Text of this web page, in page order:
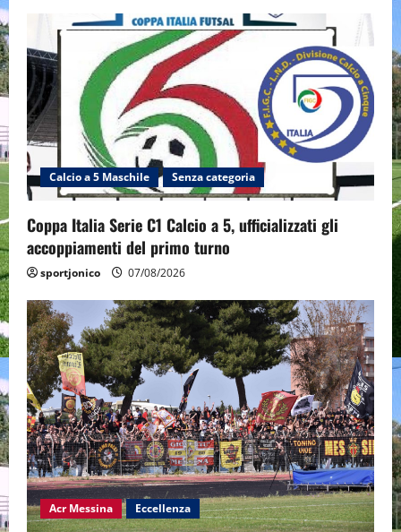
Calcio a 5 Maschile Senza categoria
Coppa Italia Serie C1 Calcio a 5, ufficializzati gli
accoppiamenti del primo turno
sportjonico 07/08/2026
Acr Messina Eccellenza